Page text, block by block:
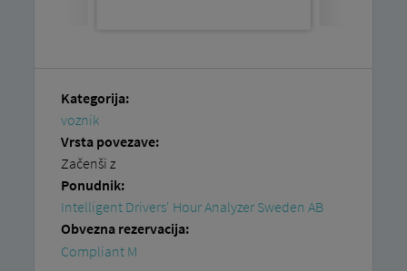
Kategorija:
voznik
Vrsta povezave:
Začenši z
Ponudnik:
Intelligent Drivers' Hour Analyzer Sweden AB
Obvezna rezervacija:
Compliant M